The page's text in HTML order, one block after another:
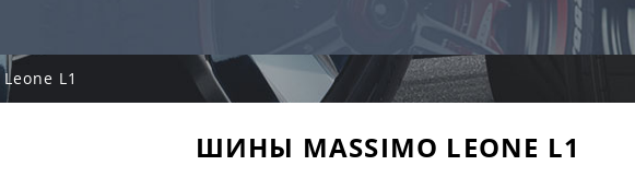
Leone L1
ШИНЫ MASSIMO LEONE L1